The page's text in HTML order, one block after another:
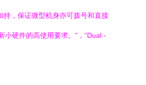
持，保证微型机身亦可拨号和直接
硬件的高使用要求。”，“Dual -